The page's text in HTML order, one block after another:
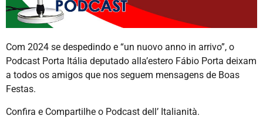
Com 2024 se despedindo e “un nuovo anno in arrivo”, o
Podcast Porta Itália deputado alla’estero Fábio Porta deixam
a todos os amigos que nos seguem mensagens de Boas
Festas.
Confira e Compartilhe o Podcast dell’ Italianità.